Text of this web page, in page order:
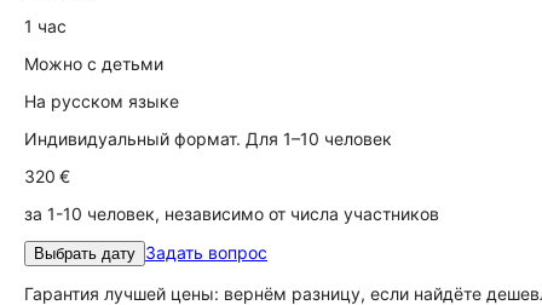
1 час
Можно с детьми
На русском языке
Индивидуальный формат. Для 1–10 человек
320 €
за 1-10 человек, независимо от числа участников
Выбрать дату Задать вопрос
Гарантия лучшей цены: вернём разницу, если найдёте